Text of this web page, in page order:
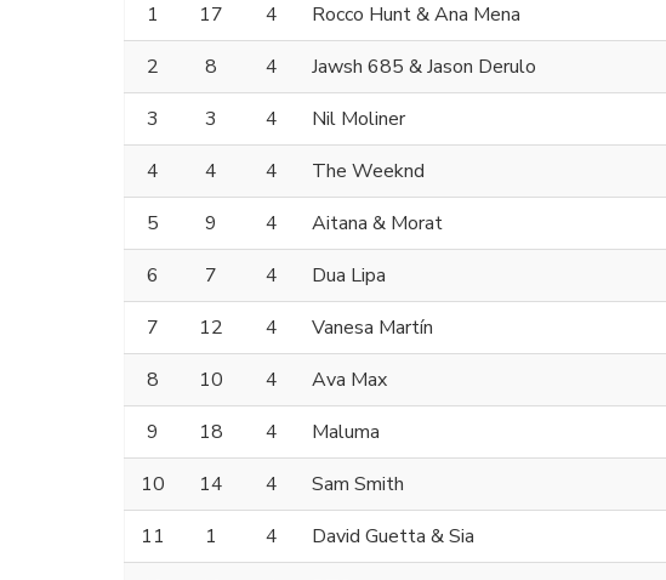
1
17 4 Rocco Hunt & Ana Mena
2
8 4 Jawsh 685 & Jason Derulo
3
3 4 Nil Moliner
4
4 4 The Weeknd
5
9 4 Aitana & Morat
6
7 4 Dua Lipa
7
12 4 Vanesa Martín
8
10 4 Ava Max
9
18 4 Maluma
10
14 4 Sam Smith
11
1 4 David Guetta & Sia